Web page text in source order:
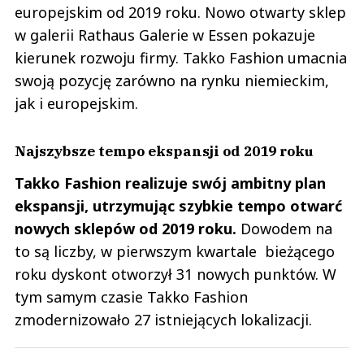
europejskim od 2019 roku. Nowo otwarty sklep
w galerii Rathaus Galerie w Essen pokazuje
kierunek rozwoju firmy. Takko Fashion umacnia
swoją pozycję zarówno na rynku niemieckim,
jak i europejskim.
Najszybsze tempo ekspansji od 2019 roku
Takko Fashion realizuje swój ambitny plan
ekspansji, utrzymując szybkie tempo otwarć
nowych sklepów od 2019 roku. Dowodem na
to są liczby, w pierwszym kwartale bieżącego
roku dyskont otworzył 31 nowych punktów. W
tym samym czasie Takko Fashion
zmodernizowało 27 istniejących lokalizacji.